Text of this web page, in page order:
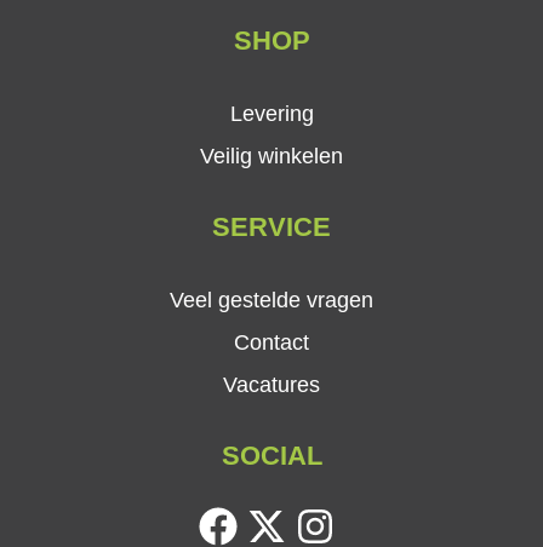
SHOP
Levering
Veilig winkelen
SERVICE
Veel gestelde vragen
Contact
Vacatures
SOCIAL
facebooktwitter